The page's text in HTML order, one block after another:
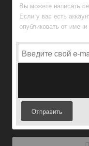
Вы можете написать
Если у вас есть
опубликовать от имени
Отправить